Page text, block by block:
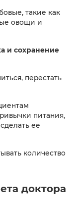
такие как
овощи и
и сохранение
перестать
питания,
ее
количество
доктора